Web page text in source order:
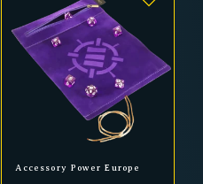
Anbieter:
Accessory Power Europe